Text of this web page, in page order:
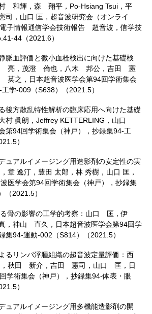
和輝，森 翔平，Po-Hsiang Tsui，平
，山口 匡，超音波研究会（オンライ
子情報通信学会技術報告 超音波，信学技
44（2021.6）
脈血評価と微小血栓検出に向けた基礎検
亮，茂澄 倫也，八木 邦公，吉田 憲
英之，日本超音波医学会第94回学術集会
工学-009（S638）（2021.5）
後方散乱特性解析の臨床応用へ向けた基礎
眞朗，Jeffrey KETTERLING，山口
第94回学術集会（神戸），抄録集94-工
）
ュアルイメージング用造影剤の安定性の実
章 逸汀，豊田 太郎，林 秀樹，山口 匡，
医学会第94回学術集会（神戸），抄録集
（2021.5）
骨の影響の工学的考察：山口 匡，伊
神山 直久，日本超音波医学会第94回学
集94-運動-002（S814）（2021.5）
るリンパ浮腫組織の超音波定量評価：西
秋田 新介，吉田 憲司，山口 匡，日
学術集会（神戸），抄録集94-体表・眼
）
ュアルイメージング用多機能造影剤の開